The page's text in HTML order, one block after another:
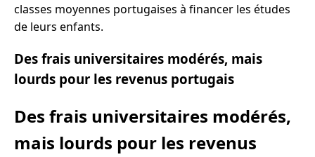
classes moyennes portugaises à financer les études
de leurs enfants.
Des frais universitaires modérés, mais
lourds pour les revenus portugais
Des frais universitaires modérés,
mais lourds pour les revenus